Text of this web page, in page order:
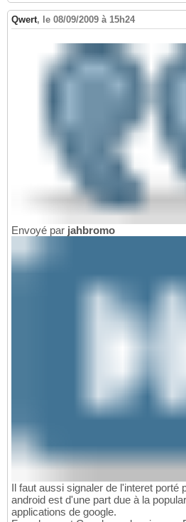
Qwert, le 08/09/2009 à 15h24
Envoyé par jahbromo
Il faut aussi signaler de l'interet porté
android est d'une part due à la
applications de google.